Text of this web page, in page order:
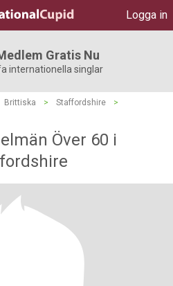
Logga in
Gratis Nu
internationella singlar
Brittiska > Staffordshire
>
Över 60 i